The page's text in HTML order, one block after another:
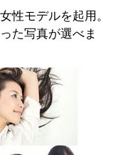
性モデルを起用。
た写真が選べま